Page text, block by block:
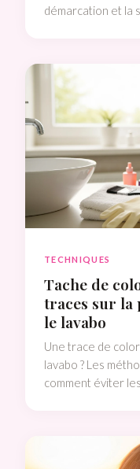
démarcation et la
TECHNIQUES
Tache de
traces sur la
le lavabo
Une trace de
lavabo ? Les
comment éviter